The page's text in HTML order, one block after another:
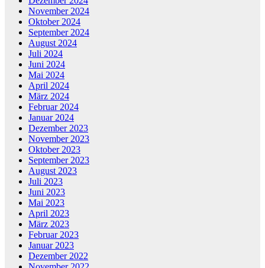
November 2024
Oktober 2024
September 2024
August 2024
Juli 2024
Juni 2024
Mai 2024
April 2024
März 2024
Februar 2024
Januar 2024
Dezember 2023
November 2023
Oktober 2023
September 2023
August 2023
Juli 2023
Juni 2023
Mai 2023
April 2023
März 2023
Februar 2023
Januar 2023
Dezember 2022